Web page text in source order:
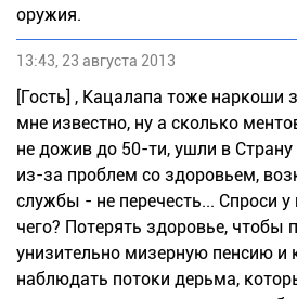
оружия.
13:43, 23 августа 2013
[Гость] , Кацалапа тоже наркоши
мне известно, ну а сколько
не дожив до 50-ти, ушли в
из-за проблем со здоровьем,
службы - не перечесть... Спроси
чего? Потерять здоровье, чтобы
унизительно мизерную пенсию и
наблюдать потоки дерьма,